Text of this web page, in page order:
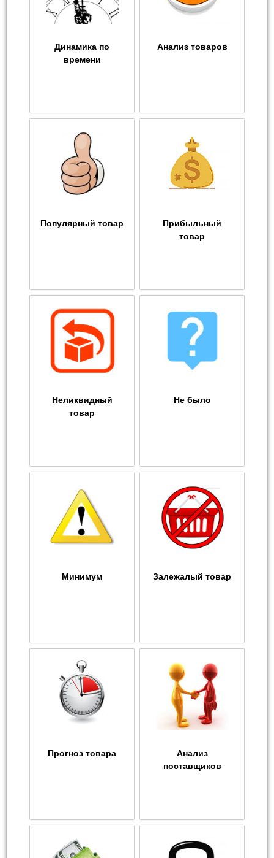
Динамика по
времени
Анализ товаров
Популярный товар
Прибыльный
товар
Неликвидный
товар
Не было
Минимум Залежалый товар
Прогноз товара
Анализ
поставщиков